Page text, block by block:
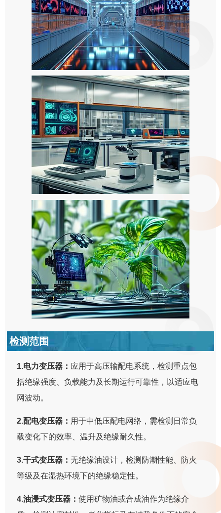
检测范围
1.电力变压器： 应用于高压输配电系统，检测重点包
括绝缘强度、负载能力及长期运行可靠性，以适应电
网波动。
2.配电变压器： 用于中低压配电网络，需检测日常负
载变化下的效率、温升及绝缘耐久性。
3.干式变压器：无绝缘油设计，检测防潮性能、防火
等级及在湿热环境下的绝缘稳定性。
4.油浸式变压器：使用矿物油或合成油作为绝缘介